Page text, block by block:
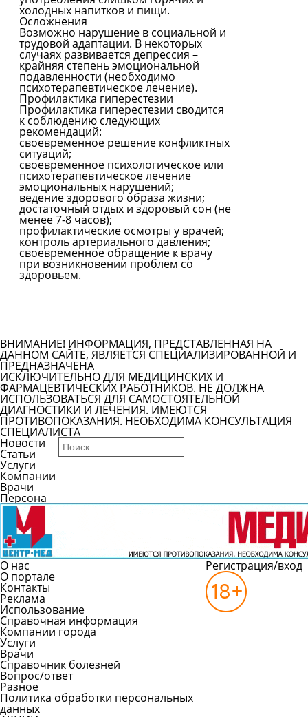
холодных напитков и пищи.
Осложнения
Возможно нарушение в социальной и
трудовой адаптации. В некоторых
случаях развивается депрессия –
крайняя степень эмоциональной
подавленности (необходимо
психотерапевтическое лечение).
Профилактика гиперестезии
Профилактика гиперестезии сводится
к соблюдению следующих
рекомендаций:
своевременное решение конфликтных
ситуаций;
своевременное психологическое или
психотерапевтическое лечение
эмоциональных нарушений;
ведение здорового образа жизни;
достаточный отдых и здоровый сон (не
менее 7-8 часов);
профилактические осмотры у врачей;
контроль артериального давления;
своевременное обращение к врачу
при возникновении проблем со
здоровьем.
ВНИМАНИЕ! ИНФОРМАЦИЯ, ПРЕДСТАВЛЕННАЯ НА
ДАННОМ САЙТЕ, ЯВЛЯЕТСЯ СПЕЦИАЛИЗИРОВАННОЙ И
ПРЕДНАЗНАЧЕНА
ИСКЛЮЧИТЕЛЬНО ДЛЯ МЕДИЦИНСКИХ И
ФАРМАЦЕВТИЧЕСКИХ РАБОТНИКОВ. НЕ ДОЛЖНА
ИСПОЛЬЗОВАТЬСЯ ДЛЯ САМОСТОЯТЕЛЬНОЙ
ДИАГНОСТИКИ И ЛЕЧЕНИЯ. ИМЕЮТСЯ
ПРОТИВОПОКАЗАНИЯ. НЕОБХОДИМА КОНСУЛЬТАЦИЯ
СПЕЦИАЛИСТА
Новости
Статьи
Услуги
Компании
Врачи
Персона
О нас
О портале
Контакты
Реклама
Использование
Справочная информация
Компании города
Услуги
Врачи
Справочник болезней
Вопрос/ответ
Разное
Политика обработки персональных
данных
Регистрация/вход